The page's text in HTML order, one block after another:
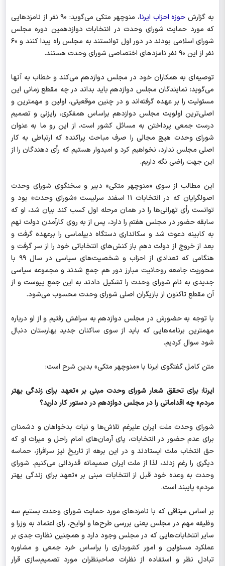
به گزارش حوزه احزاب ایرنا
، منوچهر متکی می‌گوید: ۹۰ نفر از نامزدهایی
که مورد حمایت شورای وحدت در انتخابات دوازدهمین دوره مجلس
شورای اسلامی بودند در دور اول توانستند به مجلس راه پیدا کنند و ۶۰
نفر از این ۹۰ نفر نامزدهای اختصاصی شورای وحدت هستند.
توصیه‌ای به همکاران خود در مجلس دوازدهم می‌کند و خطاب به آنها
می‌گوید: نمایندگان مجلس دوازدهم باید بداند در چه مقطع زمانی این
مسئولیت را بر عهده گرفته‌اند و در چنین موقعیتی، اولین و مهمترین و
اصلی‌ترین اولویت مجلس دوازدهم براساس همفکری، رایزنی و تصمیم
درست جمعی پرداختن به مسائل کشور است، از این رو ما به عنوان
شورای وحدت هیچ مجالی را صرف مباحث پراکنده که ارتباطی به کار
اصلی مجلس ندارد، نخواهیم کرد و امیدوار هستیم که رأی دهندگان را از
این جهت راضی نگه داریم.
این مطالب از سوی «منوچهر متکی» دبیر و سخنگوی شورای وحدت
اصولگرایان که در انتخابات ۱۱ اسفند سرلیست «شورای وحدت» بود و
توانست رأی تهرانی‌ها را در همان مرحله اول کسب کند بیان شد، او که
سابقه حضور در مجلس هفتم را دارد، پس از به روی کارآمدن دولت نهم
به کابینه دعوت شد و سکانداری دستگاه دیپلماسی را برعهده گرفت و
بعد از خروج از دولت دهم باز کنش‌های انتخاباتی خود را از سر گرفت و
هنگامی که تعدادی از احزاب و شخصیت‌های سیاسی در سال ۹۹ با
محوریت جامعه روحانیت مبارز دور هم جمع شدند و مجموعه سیاسی
جدیدی به نام شورای وحدت را تشکیل دادند به این جمع پیوست و از
آن مقطع تاکنون از بازیگران اصلی شورای وحدت محسوب می‌شود.
با توجه به حضورش در مجلس دوازدهم به سراغش رفتیم و از او درباره
مهمترین برنامه‌هایی که باید از سوی ساکنان جدید بهارستان دنبال
شود سوال کردیم.
متن کامل گفتگوی ایرنا با «منوچهر متکی» بدین شرح است:
ایرنا: برای تحقق شعار شورای وحدت مبنی بر «تعهد برای زندگی بهتر
مردم» چه اقداماتی را در مجلس دوازدهم در دستور کار دارید؟
شورای وحدت ملت ایران علیرغم تلاش‌ها و نیات بدخواهان و دشمنان
برای عدم حضور در انتخابات، پای آرمان‌های امام راحل و میراث او که
حق انتخاب ملت ایستادند و در این برهه از تاریخ نیز سرافراز، حماسه
دیگری را رغم زدند، لذا از ملت ایران صمیمانه قدردانی می‌کنیم. شورای
وحدت به وعده خود قبل از انتخابات مبنی بر «تعهد برای زندگی بهتر
مردم» پایبند است.
بر اساس میثاقی که با نامزدهای مورد حمایت شورای وحدت بستیم سه
وظیفه مهم در مجلس یعنی بررسی طرح‌ها و لوایح، رای اعتماد به وزرا و
سایر انتخابات‌هایی که در مجلس وجود دارد و همچنین نظارت جدی بر
عملکرد مسئولین و امور کشورداری را براساس خرد جمعی و مشاوره
تبادل نظر و استفاده از نظرات صاحبنظران مورد تصمیم‌سازی قرار